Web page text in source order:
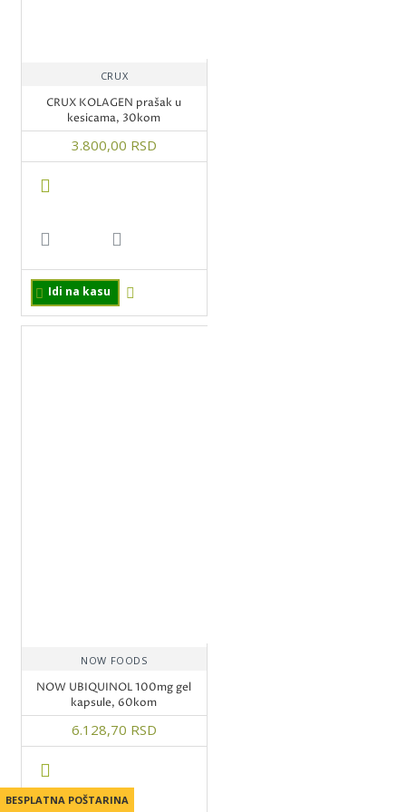
CRUX
CRUX KOLAGEN prašak u
kesicama, 30kom
3.800,00 RSD
Idi na kasu
BESPLATNA POŠTARINA
NOW FOODS
NOW UBIQUINOL 100mg gel
kapsule, 60kom
6.128,70 RSD
BESPLATNA POŠTARINA